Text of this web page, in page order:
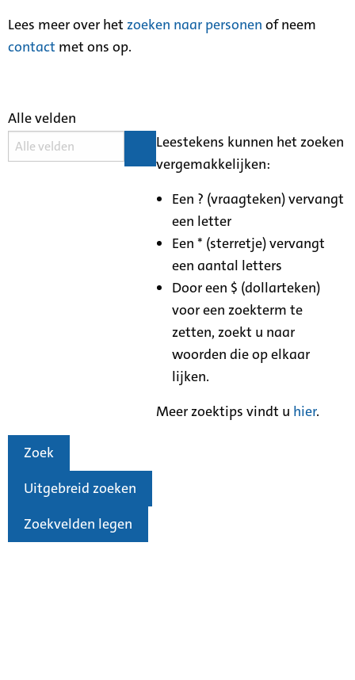
Lees meer over het zoeken naar personen of neem
contact met ons op.
Alle velden
Leestekens kunnen het zoeken
vergemakkelijken:
Een ? (vraagteken) vervangt
een letter
Een * (sterretje) vervangt
een aantal letters
Door een $ (dollarteken)
voor een zoekterm te
zetten, zoekt u naar
woorden die op elkaar
lijken.
Meer zoektips vindt u hier.
Zoek
Uitgebreid zoeken
Zoekvelden legen